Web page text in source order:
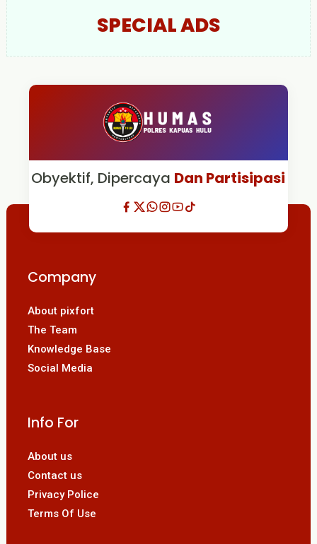
SPECIAL ADS
Obyektif, Dipercaya Dan Partisipasi
Company
About pixfort
The Team
Knowledge Base
Social Media
Info For
About us
Contact us
Privacy Police
Terms Of Use